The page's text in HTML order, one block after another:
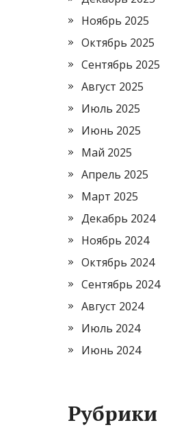
Ноябрь 2025
Октябрь 2025
Сентябрь 2025
Август 2025
Июль 2025
Июнь 2025
Май 2025
Апрель 2025
Март 2025
Декабрь 2024
Ноябрь 2024
Октябрь 2024
Сентябрь 2024
Август 2024
Июль 2024
Июнь 2024
Рубрики